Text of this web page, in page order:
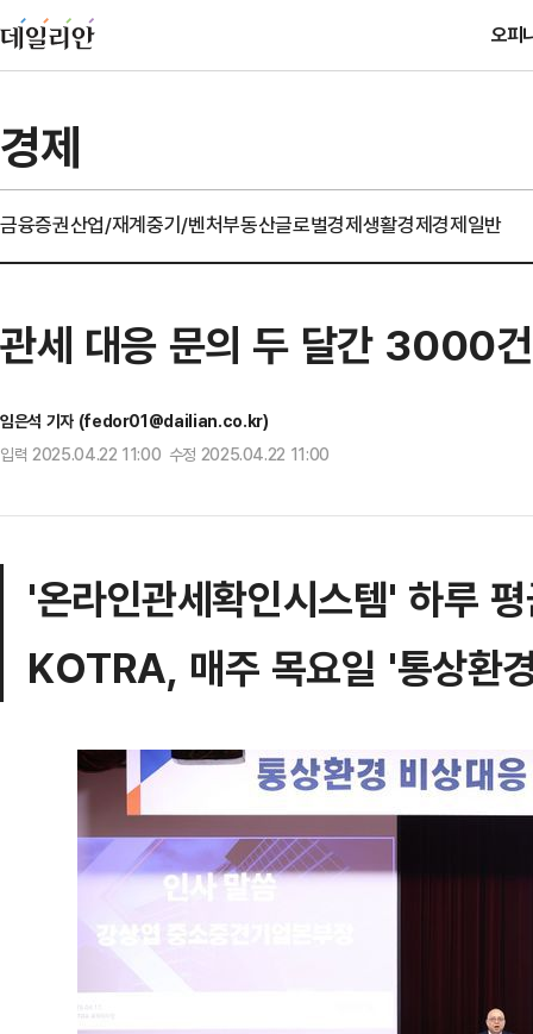
오피
경제
금융증권산업/재계중기/벤처부동산글로벌경제생활경제경제일반
관세 대응 문의 두 달간 3000
임은석 기자 (fedor01@dailian.co.kr)
입력 2025.04.22 11:00 수정 2025.04.22 11:00
'온라인관세확인시스템' 하루
KOTRA, 매주 목요일 '통상환